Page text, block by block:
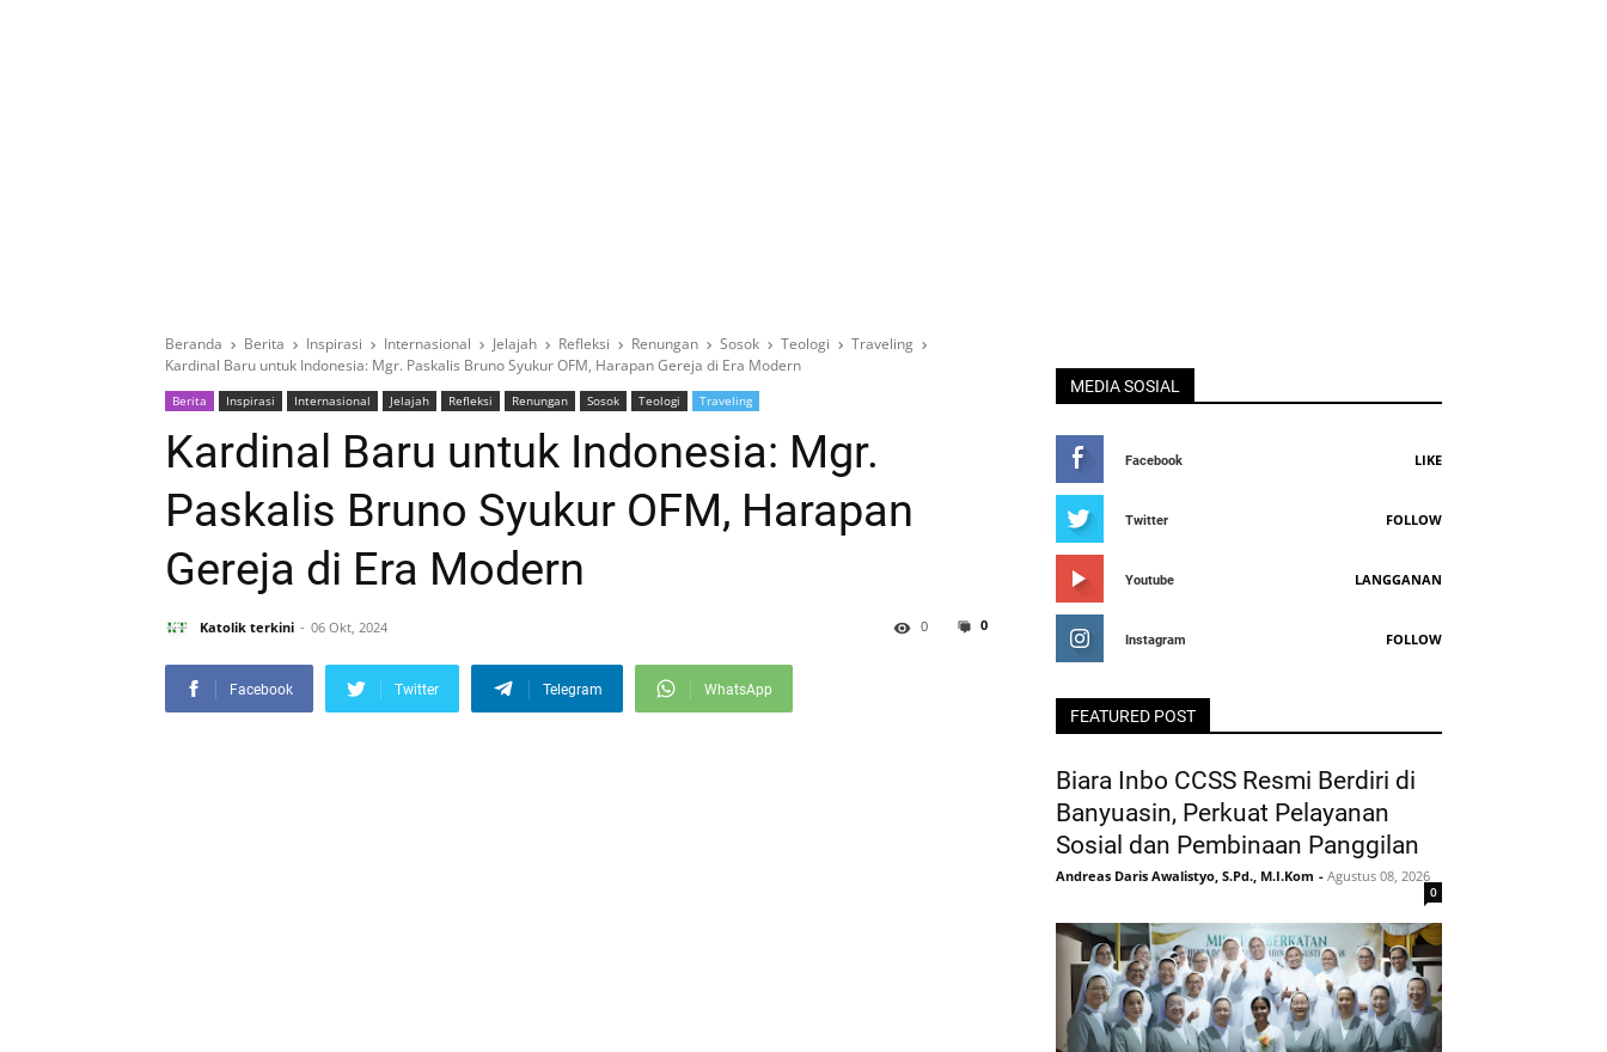
Beranda Berita Inspirasi Internasional Jelajah Refleksi Renungan Sosok Teologi
Traveling
Kardinal Baru untuk Indonesia: Mgr. Paskalis Bruno Syukur OFM, Harapan Gereja di Era Modern
Berita Inspirasi Internasional Jelajah Refleksi Renungan Sosok Teologi Traveling
Kardinal Baru untuk Indonesia: Mgr.
Paskalis Bruno Syukur OFM, Harapan
Gereja di Era Modern
Katolik terkini 06 Okt, 2024 0
0
Facebook Twitter Telegram WhatsApp
MEDIA SOSIAL
Facebook LIKE
Twitter FOLLOW
Youtube LANGGANAN
Instagram FOLLOW
FEATURED POST
Biara Inbo CCSS Resmi Berdiri di
Banyuasin, Perkuat Pelayanan
Sosial dan Pembinaan Panggilan
Andreas Daris Awalistyo, S.Pd., M.I.Kom - Agustus 08, 2026
0